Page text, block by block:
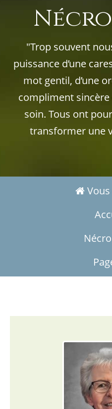
"Trop souvent
puissance d’une
mot gentil, d’une
compliment sincère
soin. Tous ont
transformer une